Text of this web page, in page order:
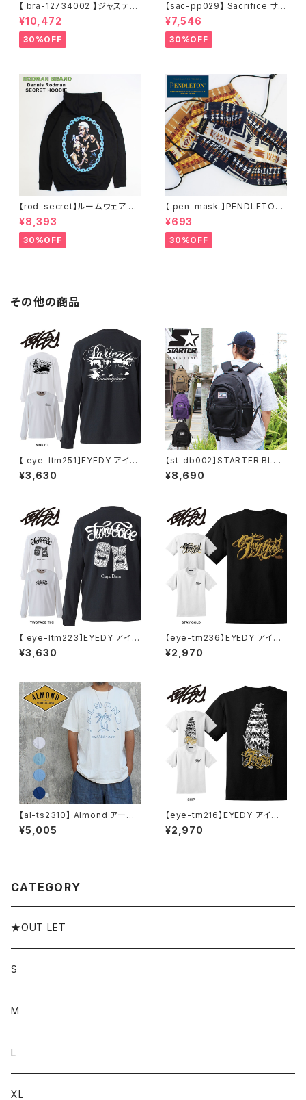
【 bra-12734002 】ジャスティ
ンティンバーレイク Justin Ran
dall Timberlake MAN OF T
HE WOODS パーカー フーディ
ー アーティスト スウェットパー
¥10,472
30%OFF
【sac-pp029】 Sacrifice サク
リファイス 大きいサイズ メンズ
ユニセックス スウェット パーカ
ー 窓グラフィック 長袖 M L XL
XXL 2L 大きめ 長袖Tシャツ デ
サイズ ビッグシルエット 黒 通勤
通学 秋冬
¥7,546
30%OFF
【rod-secret】ルームウェア フ
ーディー アーティスト バンド ア
ウトドア RODMAN BRAND ロ
ッドマンブランド Dennis Rod
man RODAMAN SECRET H
¥8,393
30%OFF
【 pen-mask 】PENDLETON
ペンドルトン ファッションマス
ク アウトドア フリーサイズ アウ
トドア 通勤 通学 通気性 マスク
乾燥しない 蒸れない
¥693
30%OFF
その他の商品
【 eye-ltm251】EYEDY アイデ
ィー 大きいサイズ メンズ ロング
Tシャツ NINKYO ロンT 長袖
E BLACK ホワイト ブラック
¥3,630
【st-db002】STARTER BLAC
K LABEL (スターターブラックレ
ーベル) メッシュポケット BACK
¥8,690
【 eye-ltm223】EYEDY アイデ
ィー 大きいサイズ メンズ ロング
Tシャツ TWOFACE TIKI ロン
¥3,630
【eye-tm236】EYEDY アイデ
ィー STAY GOLD ショートスリ
ーブTシャツ 大きいサイズ WH
¥2,970
【al-ts2310】 Almond アーモ
ンド SUNRISE USAコットン 日
本製 サーフ PARADISE メンズ
¥5,005
【eye-tm216】EYEDY アイディ
ー メンズ SHIP 半袖 tシャツ ブ
ランド 大きいサイズ Tシャツブ
¥2,970
CATEGORY
★OUT LET
S
M
L
XL